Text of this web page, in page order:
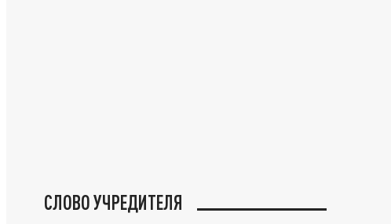
СЛОВО УЧРЕДИТЕЛЯ